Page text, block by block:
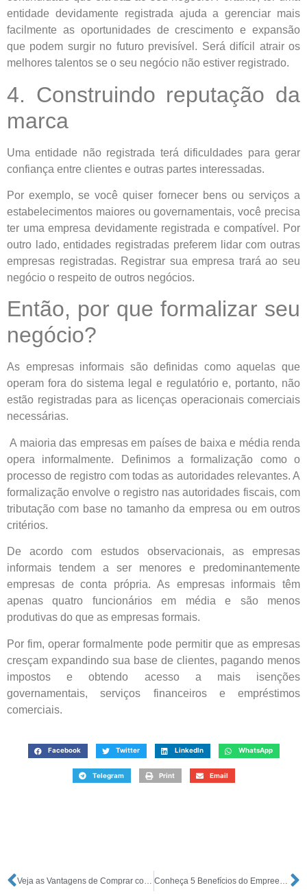
entidade devidamente registrada ajuda a gerenciar mais
facilmente as oportunidades de crescimento e expansão
que podem surgir no futuro previsível. Será difícil atrair os
melhores talentos se o seu negócio não estiver registrado.
4. Construindo reputação da
marca
Uma entidade não registrada terá dificuldades para gerar
confiança entre clientes e outras partes interessadas.
Por exemplo, se você quiser fornecer bens ou serviços a
estabelecimentos maiores ou governamentais, você precisa
ter uma empresa devidamente registrada e compatível. Por
outro lado, entidades registradas preferem lidar com outras
empresas registradas. Registrar sua empresa trará ao seu
negócio o respeito de outros negócios.
Então, por que formalizar seu
negócio?
As empresas informais são definidas como aquelas que
operam fora do sistema legal e regulatório e, portanto, não
estão registradas para as licenças operacionais comerciais
necessárias.
A maioria das empresas em países de baixa e média renda
opera informalmente. Definimos a formalização como o
processo de registro com todas as autoridades relevantes. A
formalização envolve o registro nas autoridades fiscais, com
tributação com base no tamanho da empresa ou em outros
critérios.
De acordo com estudos observacionais, as empresas
informais tendem a ser menores e predominantemente
empresas de conta própria. As empresas informais têm
apenas quatro funcionários em média e são menos
produtivas do que as empresas formais.
Por fim, operar formalmente pode permitir que as empresas
cresçam expandindo sua base de clientes, pagando menos
impostos e obtendo acesso a mais isenções
governamentais, serviços financeiros e empréstimos
comerciais.
Facebook Twitter LinkedIn WhatsApp
Telegram Print Email
Veja as Vantagens de Comprar com CNPJ Conheça 5 Benefícios do Empreendedorismo nas Cidades Pequenas